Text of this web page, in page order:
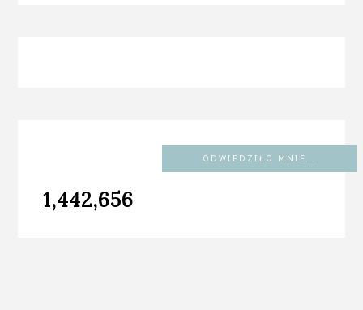
ODWIEDZIŁO MNIE...
1,442,656